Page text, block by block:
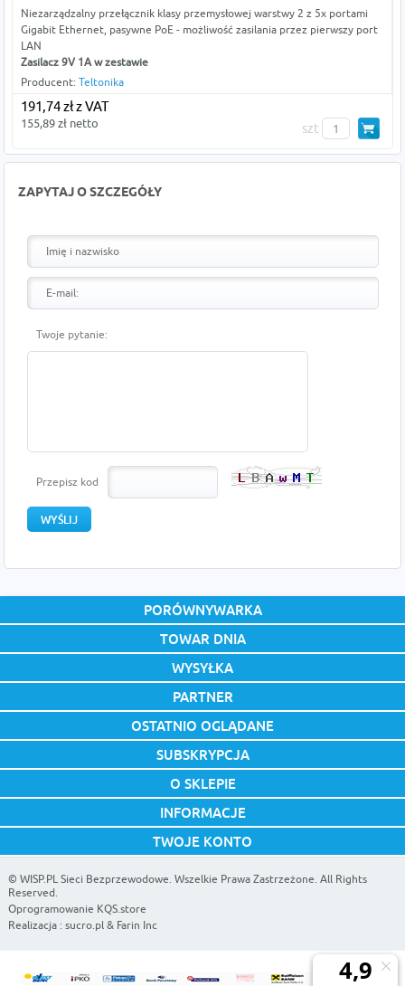
Niezarządzalny przełącznik klasy przemysłowej warstwy 2 z 5x portami
Gigabit Ethernet, pasywne PoE - możliwość zasilania przez pierwszy port
LAN
Zasilacz 9V 1A w zestawie
Producent: Teltonika
191,74 zł z VAT
155,89 zł netto szt
ZAPYTAJ O SZCZEGÓŁY
Twoje pytanie:
Przepisz kod
PORÓWNYWARKA
TOWAR DNIA
WYSYŁKA
PARTNER
OSTATNIO OGLĄDANE
SUBSKRYPCJA
O SKLEPIE
INFORMACJE
TWOJE KONTO
© WISP.PL Sieci Bezprzewodowe. Wszelkie Prawa Zastrzeżone. All Rights
Reserved.
Oprogramowanie KQS.store
Realizacja : sucro.pl& Farin Inc